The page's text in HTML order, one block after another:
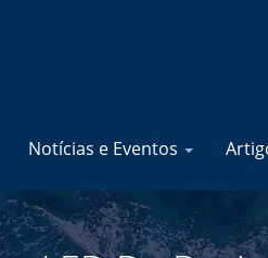
Notícias e Eventos